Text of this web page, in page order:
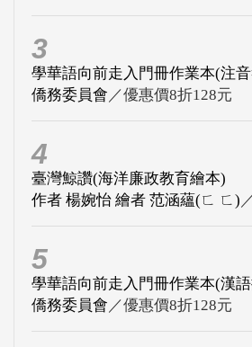
3
學華語向前走入門冊作業本(注
僑務委員會 ／優惠價8折128元
4
臺灣鯨讚(海洋廉政教育繪本)
作者 楊婉怡 繪者 范涵蘊(ㄈ ㄈ)
5
學華語向前走入門冊作業本(漢
僑務委員會 ／優惠價8折128元